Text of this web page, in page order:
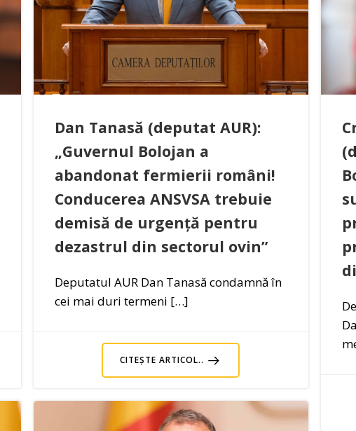
Dan Tanasă (deputat AUR):
„Guvernul Bolojan a
abandonat fermierii români!
Conducerea ANSVSA trebuie
demisă de urgență pentru
dezastrul din sectorul ovin”
Deputatul AUR Dan Tanasă condamnă în
cei mai duri termeni […]
CITEȘTE ARTICOL..